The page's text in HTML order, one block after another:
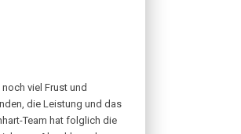
viel Frust und
die Leistung und das
Team hat folglich die